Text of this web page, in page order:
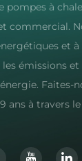
pompes à
commercial.
et à
émissions
Faites-
ans à travers